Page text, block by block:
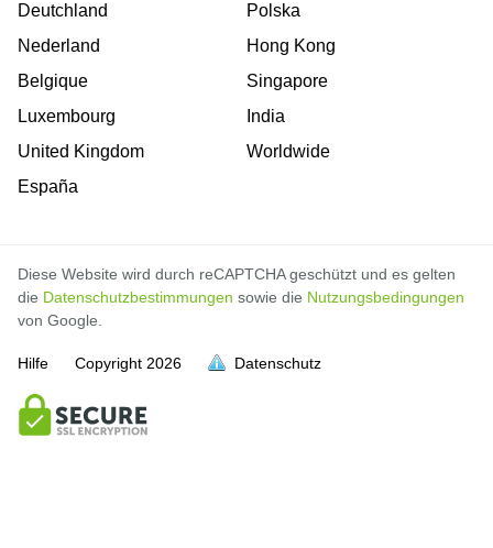
Deutchland
Nederland
Belgique
Luxembourg
United Kingdom
España
Polska
Hong Kong
Singapore
India
Worldwide
Diese Website wird durch reCAPTCHA geschützt und es gelten
die Datenschutzbestimmungen sowie die Nutzungsbedingungen
von Google.
Hilfe Copyright 2026 Datenschutz